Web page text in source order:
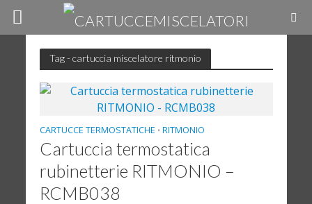
Tag - cartuccia miscelatore ritmonio
CARTUCCE TERMOSTATICHE • RITMONIO
Cartuccia termostatica
rubinetterie RITMONIO –
RCMB038